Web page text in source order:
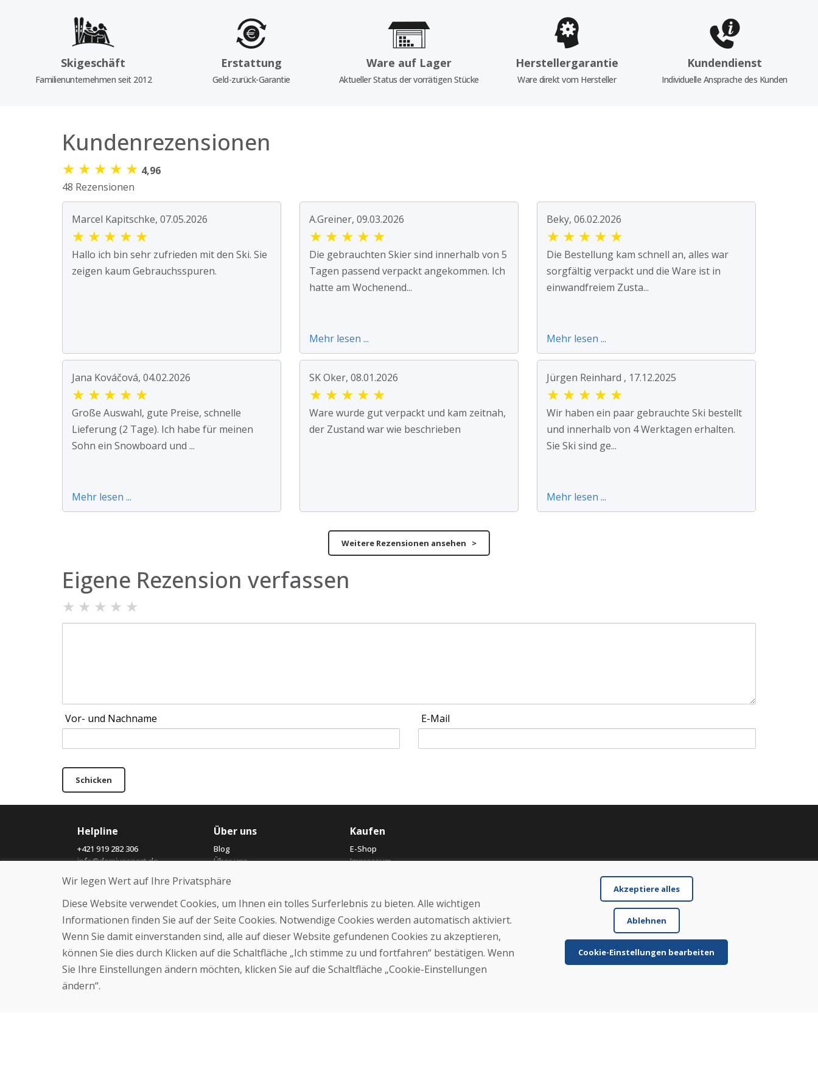
Skigeschäft
Familienunternehmen seit 2012
Erstattung
Geld-zurück-Garantie
Ware auf Lager
Aktueller Status der vorrätigen Stücke
Herstellergarantie
Ware direkt vom Hersteller
Kundendienst
Individuelle Ansprache des Kunden
Kundenrezensionen
★ ★ ★ ★ ★ 4,96
48 Rezensionen
Marcel Kapitschke, 07.05.2026
★ ★ ★ ★ ★
Hallo ich bin sehr zufrieden mit den Ski. Sie
zeigen kaum Gebrauchsspuren.
A.Greiner, 09.03.2026
★ ★ ★ ★ ★
Die gebrauchten Skier sind innerhalb von 5
Tagen passend verpackt angekommen. Ich
hatte am Wochenend...
Mehr lesen ...
Beky, 06.02.2026
★ ★ ★ ★ ★
Die Bestellung kam schnell an, alles war
sorgfältig verpackt und die Ware ist in
einwandfreiem Zusta...
Mehr lesen ...
Jana Kováčová, 04.02.2026
★ ★ ★ ★ ★
Große Auswahl, gute Preise, schnelle
Lieferung (2 Tage). Ich habe für meinen
Sohn ein Snowboard und ...
Mehr lesen ...
SK Oker, 08.01.2026
★ ★ ★ ★ ★
Ware wurde gut verpackt und kam zeitnah,
der Zustand war wie beschrieben
Jürgen Reinhard , 17.12.2025
★ ★ ★ ★ ★
Wir haben ein paar gebrauchte Ski bestellt
und innerhalb von 4 Werktagen erhalten.
Sie Ski sind ge...
Mehr lesen ...
Weitere Rezensionen ansehen >
Eigene Rezension verfassen
★ ★ ★ ★ ★
Vor- und Nachname E-Mail
Schicken
Helpline
+421 919 282 306
info@domivosport.de
Über uns
Blog
Über uns
Kontakt
Kaufen
E-Shop
Impressum
Zahlung
Beschwerde
Rückgabe und Umtausch von
Waren
Daten
Cookies
Wir legen Wert auf Ihre Privatsphäre
Diese Website verwendet Cookies, um Ihnen ein tolles Surferlebnis zu bieten. Alle wichtigen
Informationen finden Sie auf der Seite Cookies. Notwendige Cookies werden automatisch aktiviert.
Wenn Sie damit einverstanden sind, alle auf dieser Website gefundenen Cookies zu akzeptieren,
können Sie dies durch Klicken auf die Schaltfläche „Ich stimme zu und fortfahren“ bestätigen. Wenn
Sie Ihre Einstellungen ändern möchten, klicken Sie auf die Schaltfläche „Cookie-Einstellungen
ändern“.
Akzeptiere alles
Ablehnen
Cookie-Einstellungen bearbeiten